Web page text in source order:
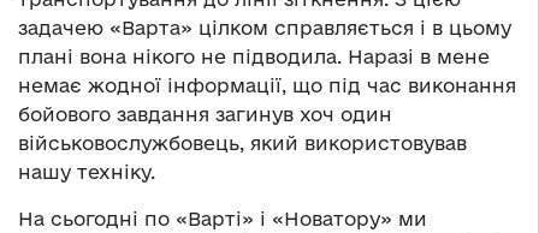
задачею «Варта» цілком справляється і в цьому
плані вона нікого не підводила. Наразі в мене
немає жодної інформації, що під час виконання
бойового завдання загинув хоч один
військовослужбовець, який використовував
нашу техніку.
На сьогодні по «Варті» і «Новатору» ми